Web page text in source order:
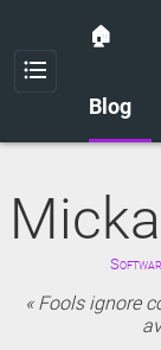
Menu
🏠
Blog
Fools ignore